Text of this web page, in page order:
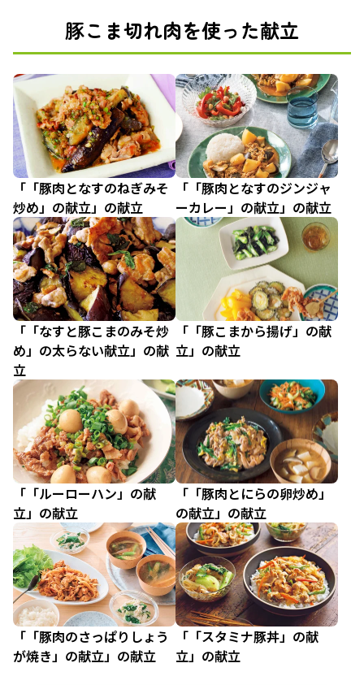
豚こま切れ肉を使った献立
「「豚肉となすのねぎみそ
炒め」の献立」の献立
「「豚肉となすのジンジャ
ーカレー」の献立」の献立
「「なすと豚こまのみそ炒
め」の太らない献立」の献
立
「「豚こまから揚げ」の献
立」の献立
「「ルーローハン」の献
立」の献立
「「豚肉とにらの卵炒め」
の献立」の献立
「「豚肉のさっぱりしょう
が焼き」の献立」の献立
「「スタミナ豚丼」の献
立」の献立